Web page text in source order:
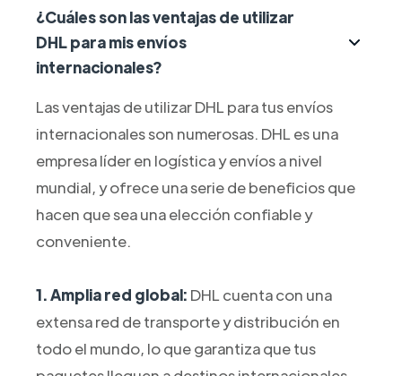
¿Cuáles son las ventajas de utilizar
DHL para mis envíos
internacionales?
Las ventajas de utilizar DHL para tus envíos
internacionales son numerosas. DHL es una
empresa líder en logística y envíos a nivel
mundial, y ofrece una serie de beneficios que
hacen que sea una elección confiable y
conveniente.
1. Amplia red global: DHL cuenta con una
extensa red de transporte y distribución en
todo el mundo, lo que garantiza que tus